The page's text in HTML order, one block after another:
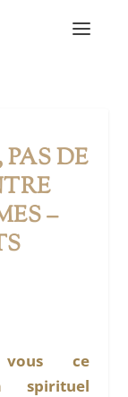
DE
–
ce
spirituel